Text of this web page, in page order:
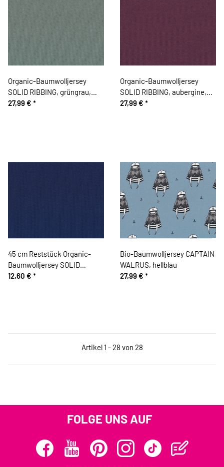
Organic-Baumwolljersey
SOLID RIBBING, grüngrau,
Bloome Copenhagen
27,99 € *
Organic-Baumwolljersey
SOLID RIBBING, aubergine,
Bloome Copenhagen
27,99 € *
45 cm Reststück Organic-
Baumwolljersey SOLID
RIBBING, dunkelblau, Bloome
12,60 € *
Bio-Baumwolljersey CAPTAIN
WALRUS, hellblau
27,99 € *
Artikel 1 - 28 von 28
FOLGE UNS AUF